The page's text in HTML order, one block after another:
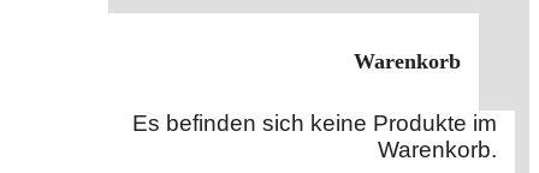
Warenkorb
Es befinden sich keine Produkte im
Warenkorb.